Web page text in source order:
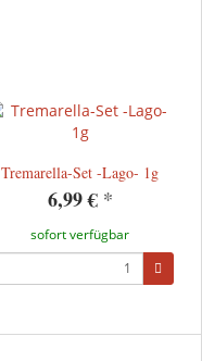
Tremarella-Set -Lago- 1g
6,99 € *
sofort verfügbar